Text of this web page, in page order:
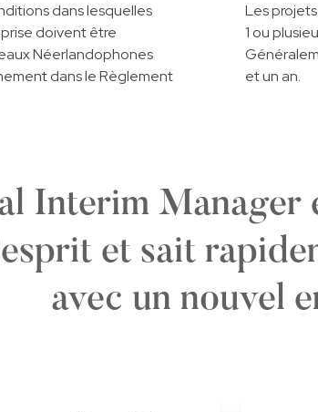
dans lesquelles
doivent être
Néerlandophones
dans le Règlement
Les
1 ou
et un an.
Interim Manager
et sait
avec un nouvel